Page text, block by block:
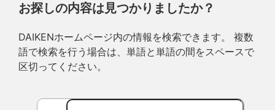
お探しの内容は見つかりましたか？
DAIKENホームページ内の情報を検索できます。 複数
語で検索を行う場合は、単語と単語の間をスペースで
区切ってください。